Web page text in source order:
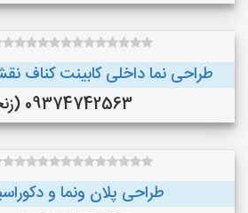
طراحی نما داخلی کابینت کناف
09374742563 (زنجان )
طراحی پلان ونما و